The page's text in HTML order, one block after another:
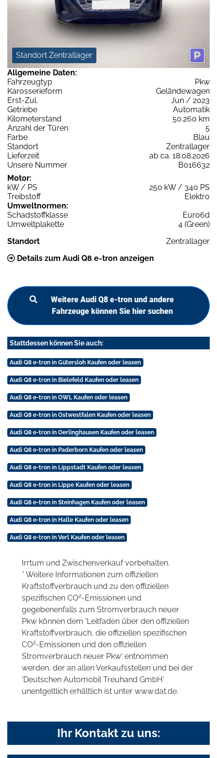
Standort Zentrallager
Allgemeine Daten:
Fahrzeugtyp
Pkw
Karosserieform
Geländewagen
Erst-Zul.
Jun / 2023
Getriebe
Automatik
Kilometerstand
50.260 km
Anzahl der Türen
5
Farbe
Blau
Standort
Zentrallager
Lieferzeit
ab ca. 18.08.2026
Unsere Nummer
B016632
Motor:
kW / PS
250 kW / 340 PS
Treibstoff
Elektro
Umweltnormen:
Schadstoffklasse
Euro6d
Umweltplakette
4 (Green)
Standort
Zentrallager
Details zum Audi Q8 e-tron anzeigen
Weitere Audi Q8 e-tron und andere
Fahrzeuge können Sie hier suchen
Stattdessen können Sie auch:
Audi Q8 e-tron in Gütersloh Kaufen oder leasen
Audi Q8 e-tron in Bielefeld Kaufen oder leasen
Audi Q8 e-tron in OWL Kaufen oder leasen
Audi Q8 e-tron in Ostwestfalen Kaufen oder leasen
Audi Q8 e-tron in Oerlinghausen Kaufen oder leasen
Audi Q8 e-tron in Paderborn Kaufen oder leasen
Audi Q8 e-tron in Lippstadt Kaufen oder leasen
Audi Q8 e-tron in Lippe Kaufen oder leasen
Audi Q8 e-tron in Steinhagen Kaufen oder leasen
Audi Q8 e-tron in Halle Kaufen oder leasen
Audi Q8 e-tron in Verl Kaufen oder leasen
Irrtum und Zwischenverkauf vorbehalten.
* Weitere Informationen zum offiziellen
Kraftstoffverbrauch und zu den offiziellen
spezifischen CO2-Emissionen und
gegebenenfalls zum Stromverbrauch neuer
Pkw können dem 'Leitfaden über den offiziellen
Kraftstoffverbrauch, die offiziellen spezifischen
CO2-Emissionen und den offiziellen
Stromverbrauch neuer Pkw' entnommen
werden, der an allen Verkaufsstellen und bei der
'Deutschen Automobil Treuhand GmbH'
unentgeltlich erhältlich ist unter www.dat.de.
Ihr Kontakt zu uns: